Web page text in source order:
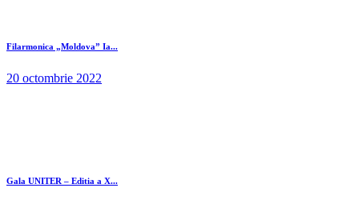
Filarmonica „Moldova” Ia...
20 octombrie 2022
Gala UNITER – Editia a X...